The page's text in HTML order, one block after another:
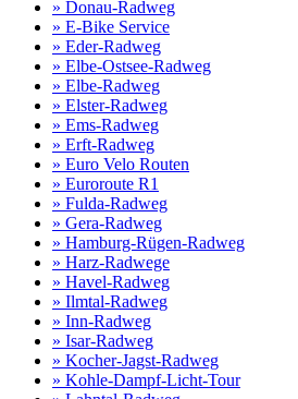
» Donau-Radweg
» E-Bike Service
» Eder-Radweg
» Elbe-Ostsee-Radweg
» Elbe-Radweg
» Elster-Radweg
» Ems-Radweg
» Erft-Radweg
» Euro Velo Routen
» Euroroute R1
» Fulda-Radweg
» Gera-Radweg
» Hamburg-Rügen-Radweg
» Harz-Radwege
» Havel-Radweg
» Ilmtal-Radweg
» Inn-Radweg
» Isar-Radweg
» Kocher-Jagst-Radweg
» Kohle-Dampf-Licht-Tour